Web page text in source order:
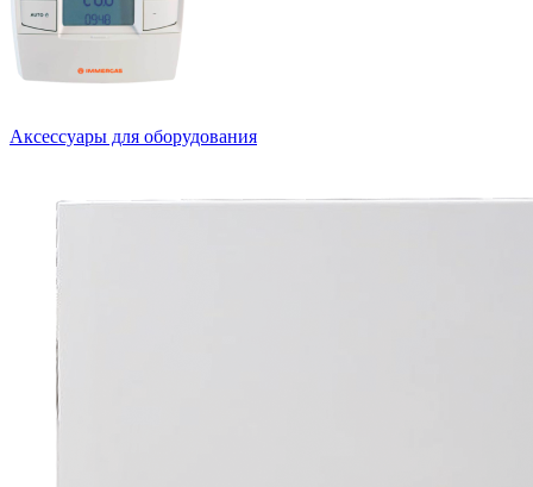
Аксессуары для оборудования